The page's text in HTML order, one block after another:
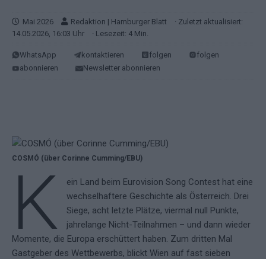
Mai 2026 Redaktion | Hamburger Blatt
· Zuletzt aktualisiert:
14.05.2026, 16:03 Uhr
· Lesezeit: 4 Min.
WhatsApp kontaktieren folgen
folgen
abonnieren
Newsletter abonnieren
COSMÓ (über Corinne Cumming/EBU)
K
ein Land beim Eurovision Song Contest hat eine
wechselhaftere Geschichte als Österreich. Drei
Siege, acht letzte Plätze, viermal null Punkte,
jahrelange Nicht-Teilnahmen – und dann wieder
Momente, die Europa erschüttert haben. Zum dritten Mal
Gastgeber des Wettbewerbs, blickt Wien auf fast sieben